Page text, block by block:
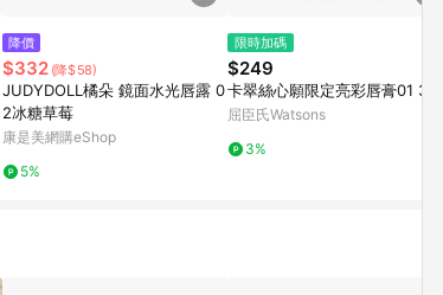
降價
$332 (降$58)
JUDYDOLL橘朵 鏡面水光唇露 0
2冰糖草莓
康是美網購eShop
5%
限時加碼
$249
卡翠絲心願限定亮彩唇膏01 3.8g
屈臣氏Watsons
3%